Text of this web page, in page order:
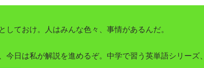
しておけ。人はみんな色々、事情があるんだ。
今日は私が解説を進めるぞ。 中学で習う英単語シリーズ、